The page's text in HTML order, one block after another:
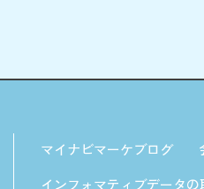
マイナビマーケブログ
インフォマティブデータ